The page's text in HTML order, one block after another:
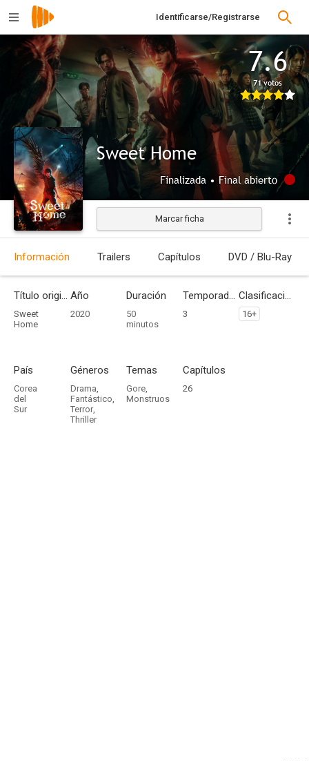
Identificarse/Registrarse
7.6
71 votos
Sweet Home
Finalizada • Final abierto
Marcar ficha
Información Trailers Capítulos DVD / Blu-Ray
Título original
Sweet
Home
Año
2020
Duración
50
minutos
Temporadas
3
Clasificación por edades
16+
País
Corea
del
Sur
Géneros
Drama,
Fantástico,
Terror,
Thriller
Temas
Gore,
Monstruos
Capítulos
26